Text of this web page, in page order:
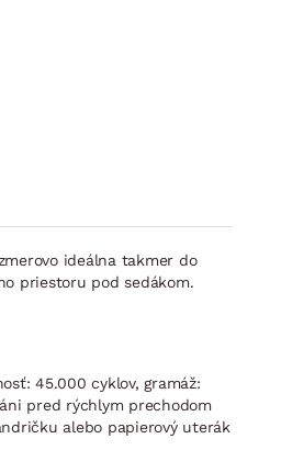
ideálna takmer do
priestoru pod sedákom.
45.000 cyklov, gramáž:
pred rýchlym prechodom
alebo papierový uterák